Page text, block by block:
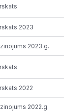
2023
2023.g.
2022
2022.g.